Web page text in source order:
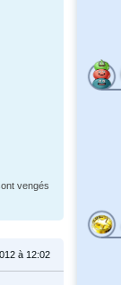
vengés
à 12:02